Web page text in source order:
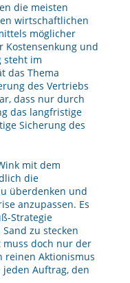
die meisten
wirtschaftlichen
möglicher
Kostensenkung und
steht im
das Thema
des Vertriebs
dass nur durch
das langfristige
Sicherung des
mit dem
die
überdenken und
anzupassen. Es
Strategie
zu stecken
muss doch nur der
reinen Aktionismus
Auftrag, den